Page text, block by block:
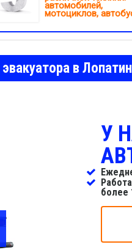
автомобилей,
мотоциклов,
в
У
более